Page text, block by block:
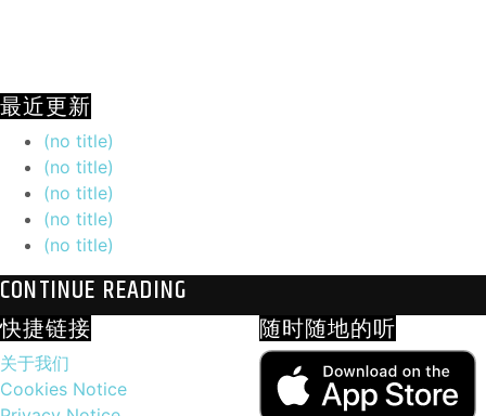
最近更新
(no title)
(no title)
(no title)
(no title)
(no title)
CONTINUE READING
快捷链接
关于我们
Cookies Notice
随时随地的听